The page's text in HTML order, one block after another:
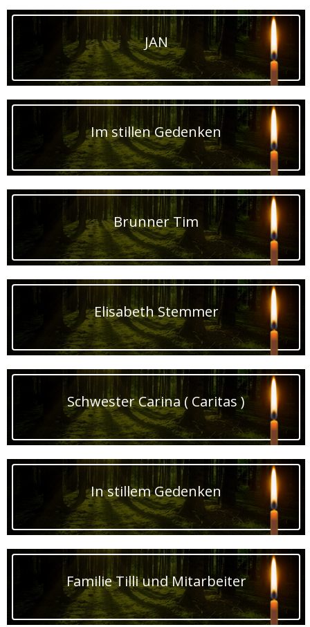
JAN
Im stillen Gedenken
Brunner Tim
Elisabeth Stemmer
Schwester Carina ( Caritas )
In stillem Gedenken
Familie Tilli und Mitarbeiter